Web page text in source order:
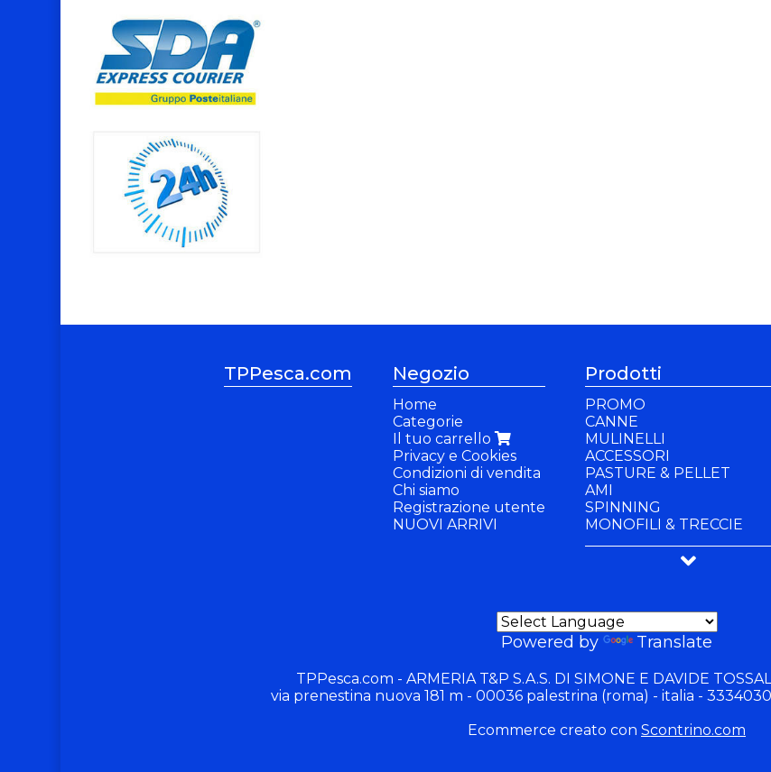
TPPesca.com Negozio
Home
Categorie
Il tuo carrello
Privacy e Cookies
Condizioni di vendita
Chi siamo
Registrazione utente
NUOVI ARRIVI
Prodotti
PROMO
CANNE
MULINELLI
ACCESSORI
PASTURE & PELLET
AMI
SPINNING
MONOFILI & TRECCIE
PANCHETTI & SEDIE
BUFFETTERIA &
Powered by Translate
TPPesca.com - ARMERIA T&P S.A.S. DI SIMONE E DAVIDE
via prenestina nuova 181 m - 00036 palestrina (roma) - italia -
Ecommerce creato con Scontrino.com